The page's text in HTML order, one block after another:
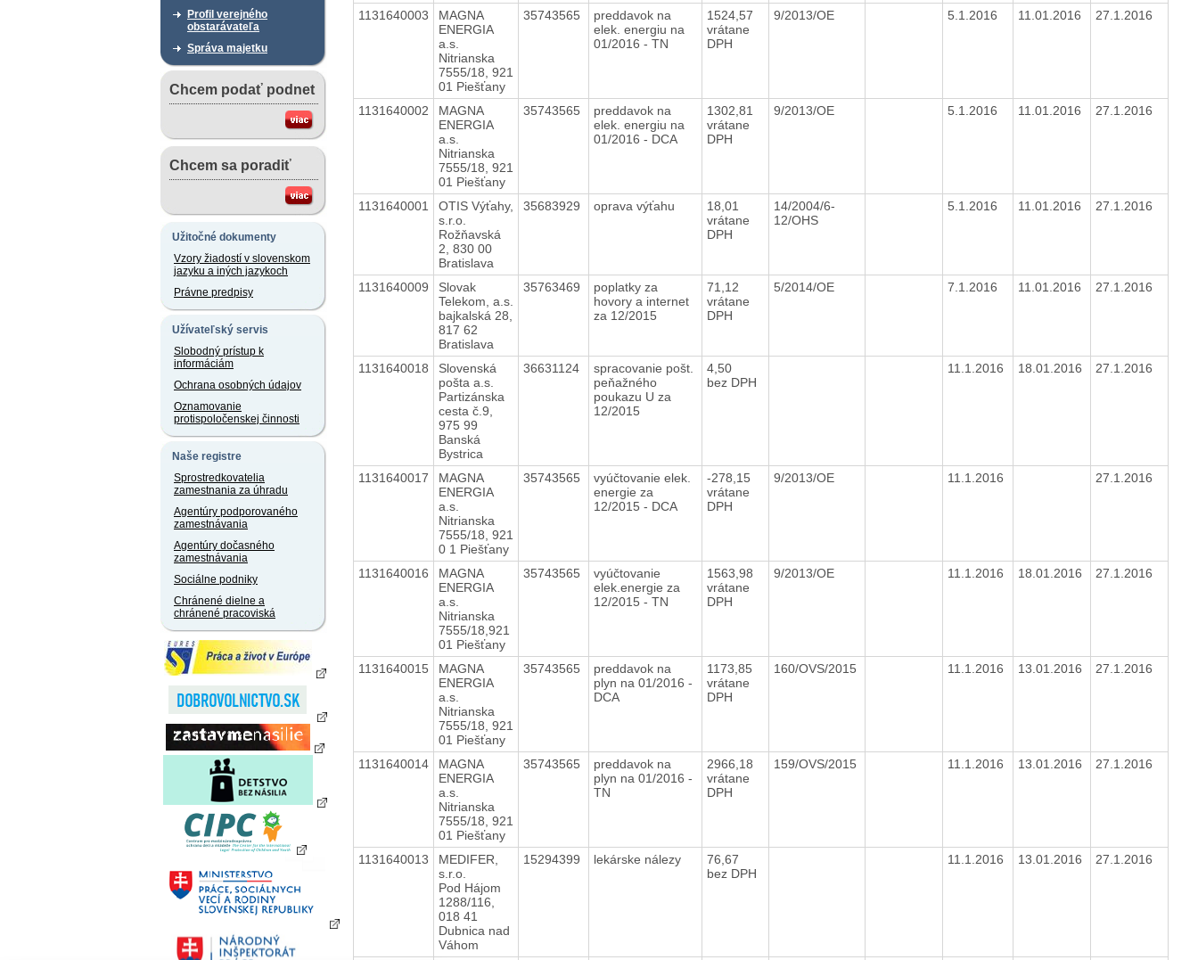
Profil verejného
obstarávateľa
Správa majetku
Chcem podať podnet
Chcem sa poradiť
Užitočné dokumenty
Vzory žiadostí v slovenskom
jazyku a iných jazykoch
Právne predpisy
Užívateľský servis
Slobodný prístup k
informáciám
Ochrana osobných údajov
Oznamovanie
protispoločenskej činnosti
Naše registre
Sprostredkovatelia
zamestnania za úhradu
Agentúry podporovaného
zamestnávania
Agentúry dočasného
zamestnávania
Sociálne podniky
Chránené dielne a
chránené pracoviská
1131640003
MAGNA
ENERGIA
a.s.
Nitrianska
7555/18, 921
01 Piešťany
35743565
preddavok na
elek. energiu na
01/2016 - TN
1524,57
vrátane
DPH
9/2013/OE 5.1.2016 11.01.2016 27.1.2016
1131640002
MAGNA
ENERGIA
a.s.
Nitrianska
7555/18, 921
01 Piešťany
35743565
preddavok na
elek. energiu na
01/2016 - DCA
1302,81
vrátane
DPH
9/2013/OE 5.1.2016 11.01.2016 27.1.2016
1131640001
OTIS Výťahy,
s.r.o.
Rožňavská
2, 830 00
Bratislava
35683929 oprava výťahu
18,01
vrátane
DPH
14/2004/6-
12/OHS
5.1.2016 11.01.2016 27.1.2016
1131640009
Slovak
Telekom, a.s.
bajkalská 28,
817 62
Bratislava
35763469
poplatky za
hovory a internet
za 12/2015
71,12
vrátane
DPH
5/2014/OE 7.1.2016 11.01.2016 27.1.2016
1131640018
Slovenská
pošta a.s.
Partizánska
cesta č.9,
975 99
Banská
Bystrica
36631124
spracovanie pošt.
peňažného
poukazu U za
12/2015
4,50
bez DPH
11.1.2016 18.01.2016 27.1.2016
1131640017
MAGNA
ENERGIA
a.s.
Nitrianska
7555/18, 921
0 1 Piešťany
35743565
vyúčtovanie elek.
energie za
12/2015 - DCA
-278,15
vrátane
DPH
9/2013/OE 11.1.2016 27.1.2016
1131640016
MAGNA
ENERGIA
a.s.
Nitrianska
7555/18,921
01 Piešťany
35743565
vyúčtovanie
elek.energie za
12/2015 - TN
1563,98
vrátane
DPH
9/2013/OE 11.1.2016 18.01.2016 27.1.2016
1131640015
MAGNA
ENERGIA
a.s.
Nitrianska
7555/18, 921
01 Piešťany
35743565
preddavok na
plyn na 01/2016 -
DCA
1173,85
vrátane
DPH
160/OVS/2015 11.1.2016 13.01.2016 27.1.2016
1131640014
MAGNA
ENERGIA
a.s.
Nitrianska
7555/18, 921
01 Piešťany
35743565
preddavok na
plyn na 01/2016 -
TN
2966,18
vrátane
DPH
159/OVS/2015 11.1.2016 13.01.2016 27.1.2016
1131640013
MEDIFER,
s.r.o.
Pod Hájom
1288/116,
018 41
Dubnica nad
Váhom
15294399 lekárske nálezy
76,67
bez DPH
11.1.2016 13.01.2016 27.1.2016